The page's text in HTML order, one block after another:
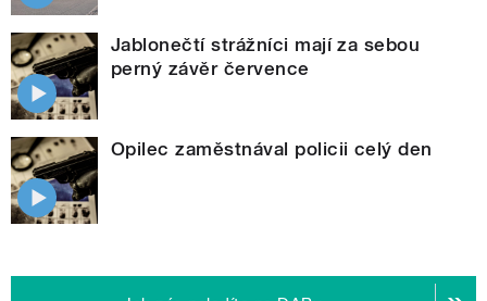
Jablonečtí strážníci mají za sebou
perný závěr července
Opilec zaměstnával policii celý den